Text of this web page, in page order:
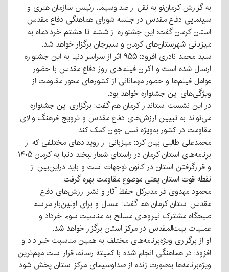
به گزارش کرمان‌نو به نقل از صداوسیما، رئیس سازمان هنری و
سینمایی دفاع مقدس در جلسه شورای هماهنگی دفاع مقدس
استان کرمان گفت: این جشنواره از ششم تا هشتم خردادماه به
میزبانی شهرستان‌های کرمان و سیرجان برگزار خواهد شد.
سید محمد نادری افزود: ۹۵۵ اثر از سراسر دنیا به این جشنواره
ارسال شده است و اکران فیلم‌های روز دفاع مقدس با حضور
عوامل فیلم‌ها و حضور مهمانانی از کشورهای محور مقاومت از
ویژگی‌های این جشنواره خواهد بود.
در این نشست استاندار کرمان هم گفت: برگزاری این جشنواره
می‌تواند به تبیین ارزش‌های دفاع مقدس و ترویج فرهنگ والای
مقاومت در کشور به‌ویژه نسل جوان کمک کند.
محمدعلی طالبی بیان کرد: میزبانی از رویدادهای مختلفی که از
برنامه‌های استان کرمان در راستای شعار لبخند دنیا به کرمان ۱۴۰۵
و قرارگرفتن استان در کانون توجهات است و باید دراین‌بین از
نقطه قوت استان یعنی موضوع مقاومت بهره گرفت.
محمود مهدوی فر مدیرکل حفظ آثار و نشر ارزش‌های دفاع
مقدس استان کرمان هم گفت: امسال و برای اولین‌بار مراسم
صبحگاه مشترک نیروهای مسلح به مناسبت سوم خرداد و
عملیات بیت‌المقدس در مرکز استان برگزار خواهد شد.
او از برگزاری ویژه‌برنامه‌های مختلف به همین مناسبت خبر داد و
افزود: در هماهنگی انجام شده با کمیته رسانه، قرار است مهم‌ترین
ویژه‌برنامه‌ها به‌صورت زنده از صداوسیمای مرکز استان پخش شود